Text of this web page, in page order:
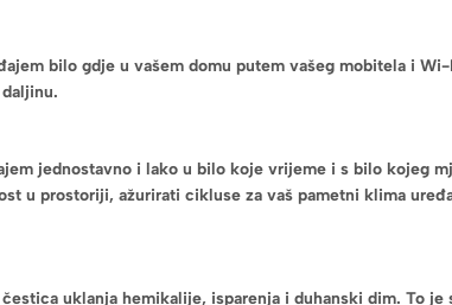
bilo gdje u vašem domu putem vašeg mobitela i
jednostavno i lako u bilo koje vrijeme i s bilo kojeg
u prostoriji, ažurirati cikluse za vaš pametni klima
uklanja hemikalije, isparenja i duhanski dim. To